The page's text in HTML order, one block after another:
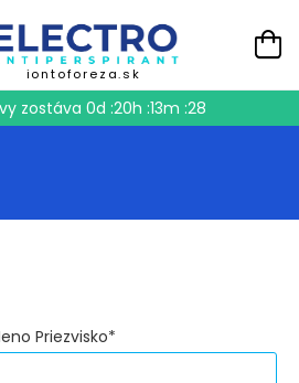
iontoforeza.sk
zostáva 0d :20h :13m :28
Priezvisko*